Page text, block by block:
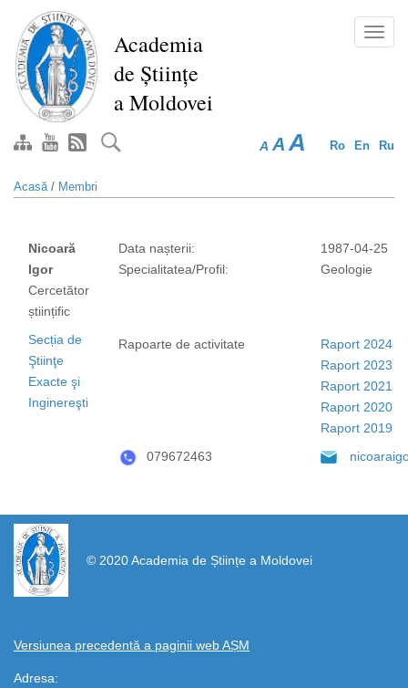
conţinutul
principal
Academia
de Științe
a Moldovei
Ro En Ru
A A A
Acasă/ Membri
Nicoară
Igor
Cercetător
științific
Data nașterii:
Specialitatea/Profil:
1987-04-25
Geologie
Secția de
Ştiinţe
Exacte şi
Inginereşti
Rapoarte de activitate
Raport 2024
Raport 2023
Raport 2021
Raport 2020
Raport 2019
079672463
© 2020 Academia de Științe a Moldovei
Versiunea precedentă a paginii web AȘM
Adresa:
https://propletenie.ru/